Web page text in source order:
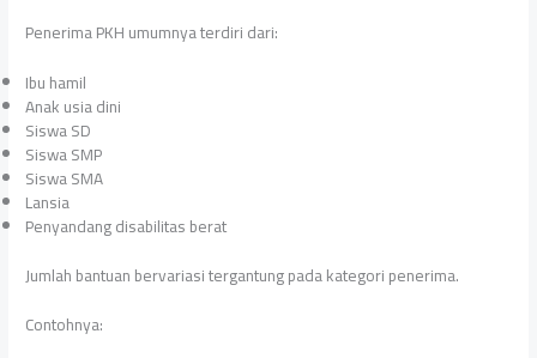
Penerima PKH umumnya terdiri dari:
Ibu hamil
Anak usia dini
Siswa SD
Siswa SMP
Siswa SMA
Lansia
Penyandang disabilitas berat
Jumlah bantuan bervariasi tergantung pada kategori penerima.
Contohnya: